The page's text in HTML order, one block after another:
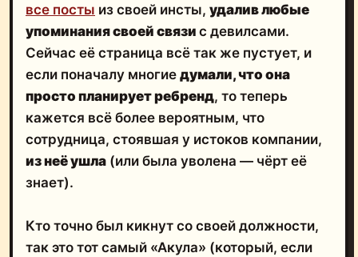
все посты из своей инсты, удалив любые
упоминания своей связи с девилсами.
Сейчас её страница всё так же пустует, и
если поначалу многие думали, что она
просто планирует ребренд, то теперь
кажется всё более вероятным, что
сотрудница, стоявшая у истоков компании,
из неё ушла (или была уволена — чёрт её
знает).
Кто точно был кикнут со своей должности,
так это тот самый «Акула» (который, если